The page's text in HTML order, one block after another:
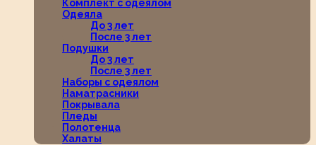
Комплект с одеялом
Одеяла
До 3 лет
После 3 лет
Подушки
До 3 лет
После 3 лет
Наборы с одеялом
Наматрасники
Покрывала
Пледы
Полотенца
Халаты